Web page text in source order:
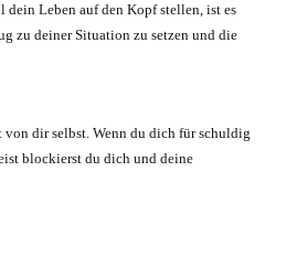
Leben auf den Kopf stellen, ist es
zu deiner Situation zu setzen und die
dir selbst. Wenn du dich für schuldig
blockierst du dich und deine